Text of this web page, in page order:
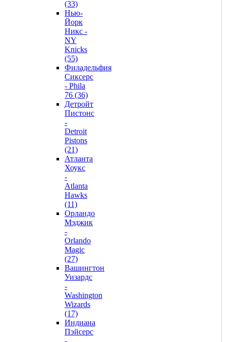
(33)
Нью-
Йорк
Никс -
NY
Knicks
(55)
Филадельфия
Сиксерс
- Phila
76 (36)
Детройт
Пистонс
-
Detroit
Pistons
(21)
Атланта
Хоукс
-
Atlanta
Hawks
(11)
Орландо
Мэджик
-
Orlando
Magic
(27)
Вашингтон
Уизардс
-
Washington
Wizards
(17)
Индиана
Пэйсерс